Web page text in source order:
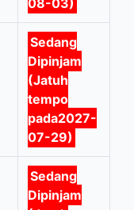
08-03)
Sedang
Dipinjam
(Jatuh
tempo
pada2027-
07-29)
Sedang
Dipinjam